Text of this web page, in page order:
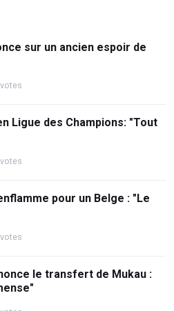
sur un ancien espoir de
Ligue des Champions: "Tout
pour un Belge : "Le
le transfert de Mukau :